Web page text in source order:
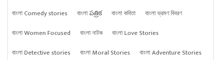
বাংলা Comedy stories
বাংলা పత్రిక বাংলা কবিতা
বাংলা ভ্রমণ বিবরণ
বাংলা Women Focused
বাংলা নাটক
বাংলা Love Stories
বাংলা Detective stories
বাংলা Moral Stories বাংলা Adventure Stories